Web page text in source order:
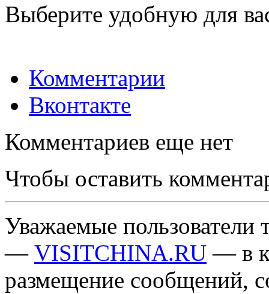
Выберите удобную для
Комментарии
Вконтакте
Комментариев еще нет
Чтобы оставить
Уважаемые пользователи
— VISITCHINA.RU — в
размещение сообщений,